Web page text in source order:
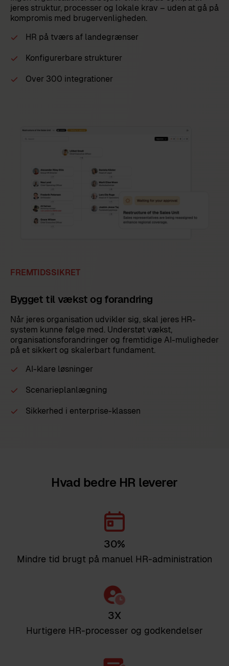
jeres struktur, processer og lokale krav – uden at gå på
kompromis med brugervenligheden.
HR på tværs af landegrænser
Konfigurerbare strukturer
Over 300 integrationer
FREMTIDSSIKRET
Bygget til vækst og forandring
Når jeres organisation udvikler sig, skal jeres HR-
system kunne følge med. Understøt vækst,
organisationsforandringer og fremtidige AI-muligheder
på et sikkert og skalerbart fundament.
AI-klare løsninger
Scenarieplanlægning
Sikkerhed i enterprise-klassen
Hvad bedre HR leverer
30%
Mindre tid brugt på manuel HR-administration
3X
Hurtigere HR-processer og godkendelser